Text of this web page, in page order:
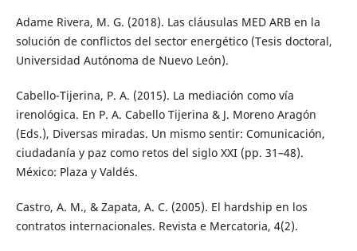
Adame Rivera, M. G. (2018). Las cláusulas MED ARB en la
solución de conflictos del sector energético (Tesis doctoral,
Universidad Autónoma de Nuevo León).
Cabello-Tijerina, P. A. (2015). La mediación como vía
irenológica. En P. A. Cabello Tijerina & J. Moreno Aragón
(Eds.), Diversas miradas. Un mismo sentir: Comunicación,
ciudadanía y paz como retos del siglo XXI (pp. 31–48).
México: Plaza y Valdés.
Castro, A. M., & Zapata, A. C. (2005). El hardship en los
contratos internacionales. Revista e Mercatoria, 4(2).